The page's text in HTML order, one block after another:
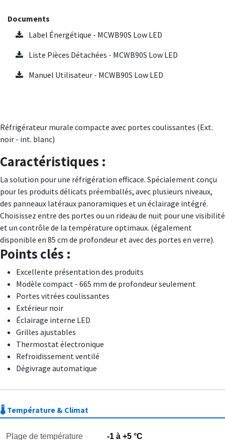
Documents
Label Énergétique - MCWB90S Low LED
Liste Pièces Détachées - MCWB90S Low LED
Manuel Utilisateur - MCWB90S Low LED
Réfrigérateur murale compacte avec portes coulissantes (Ext.
noir - int. blanc)
Caractéristiques :
La solution pour une réfrigération efficace. Spécialement conçu
pour les produits délicats préemballés, avec plusieurs niveaux,
des panneaux latéraux panoramiques et un éclairage intégré.
Choisissez entre des portes ou un rideau de nuit pour une visibilité
et un contrôle de la température optimaux. (également
disponible en 85 cm de profondeur et avec des portes en verre).
Points clés :
Excellente présentation des produits
Modèle compact - 665 mm de profondeur seulement
Portes vitrées coulissantes
Extérieur noir
Éclairage interne LED
Grilles ajustables
Thermostat électronique
Refroidissement ventilé
Dégivrage automatique
🌡️ Température & Climat
Plage de température -1 à +5 °C